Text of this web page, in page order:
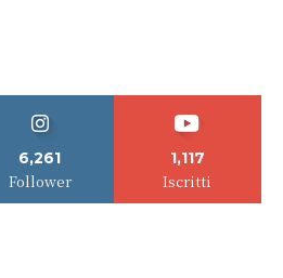
6,261
Follower
1,117
Iscritti